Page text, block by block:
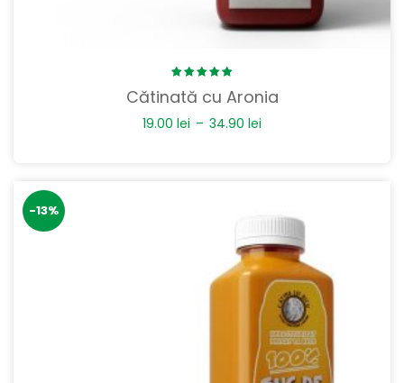
5.00out
of 5
Cătinată cu Aronia
19.00 lei – 34.90 lei
-13%